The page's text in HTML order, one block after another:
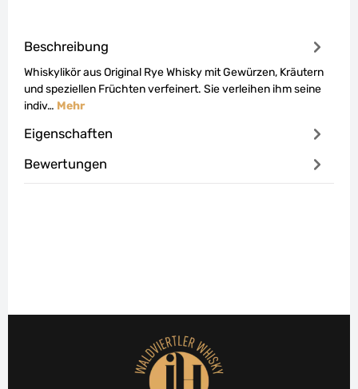
Beschreibung
Whiskylikör aus Original Rye Whisky mit Gewürzen, Kräutern
und speziellen Früchten verfeinert. Sie verleihen ihm seine
indiv… Mehr
Eigenschaften
Bewertungen